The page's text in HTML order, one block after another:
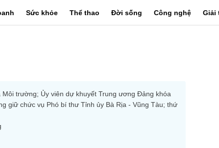
Sức khỏe Thể thao Đời sống Công nghệ Giải
trường; Ủy viên dự khuyết Trung ương Đảng khóa
giữ chức vụ Phó bí thư Tỉnh ủy Bà Rịa - Vũng Tàu; thứ